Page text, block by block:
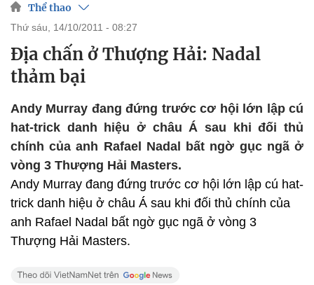
Thể thao
thứ sáu, 14/10/2011 - 08:27
Địa chấn ở Thượng Hải: Nadal
thảm bại
Andy Murray đang đứng trước cơ hội lớn lập cú
hat-trick danh hiệu ở châu Á sau khi đối thủ
chính của anh Rafael Nadal bất ngờ gục ngã ở
vòng 3 Thượng Hải Masters.
Andy Murray đang đứng trước cơ hội lớn lập cú hat-
trick danh hiệu ở châu Á sau khi đối thủ chính của
anh Rafael Nadal bất ngờ gục ngã ở vòng 3
Thượng Hải Masters.